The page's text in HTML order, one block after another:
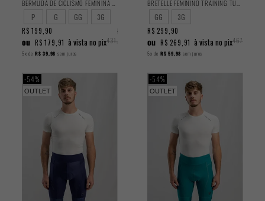
P G GG 3G
R$
431,90
R$ 199,90
ou R$ 179,91 à vista no pix
5x de R$ 39,98 sem juros
GG 3G
467,90
R$ 299,90
ou R$ 269,91 à vista no pix
5x de R$ 59,98 sem juros
OUTLET
54%
OUTLET
54%